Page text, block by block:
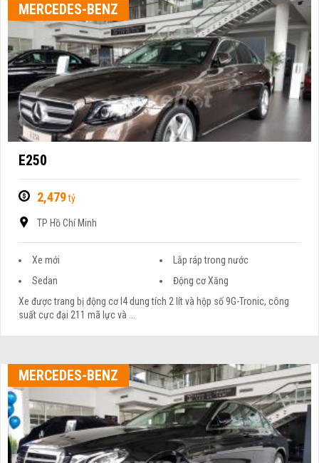
MERCEDES-BENZ
E250
2,479tỷ
TP Hồ Chí Minh
Xe mới
Lắp ráp trong nước
Sedan
Động cơ Xăng
Xe được trang bị động cơ I4 dung tích 2 lít và hộp số 9G-Tronic, công
suất cực đại 211 mã lực và ...
MERCEDES-BENZ